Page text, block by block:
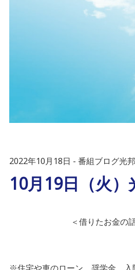
2022年10月18日 番組ブログ光
10月19日（火）
＜借りたお金の
※住宅や車のローン、奨学金、入